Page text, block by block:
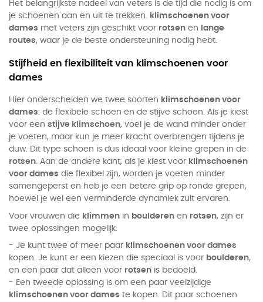
Het belangrijkste nadeel van veters is de tijd die nodig is om
je schoenen aan en uit te trekken. klimschoenen voor
dames met veters zijn geschikt voor rotsen en
lange
routes, waar je de beste ondersteuning nodig hebt.
Stijfheid en flexibiliteit van klimschoenen voor
dames
Hier onderscheiden we twee soorten klimschoenen voor
dames: de flexibele schoen en de stijve schoen. Als je kiest
voor een stijve klimschoen, voel je de wand minder onder
je voeten, maar kun je meer kracht overbrengen tijdens je
duw. Dit type schoen is dus ideaal voor kleine grepen in de
rotsen. Aan de andere kant, als je kiest voor klimschoenen
voor dames die flexibel zijn, worden je voeten minder
samengeperst en heb je een betere grip op ronde grepen,
hoewel je wel een verminderde dynamiek zult ervaren.
Voor vrouwen die klimmen in boulderen en rotsen, zijn er
twee oplossingen mogelijk:
- Je kunt twee of meer paar klimschoenen voor dames
kopen. Je kunt er een kiezen die speciaal is voor boulderen,
en een paar dat alleen voor rotsen is bedoeld.
- Een tweede oplossing is om een paar veelzijdige
klimschoenen voor dames te kopen. Dit paar schoenen